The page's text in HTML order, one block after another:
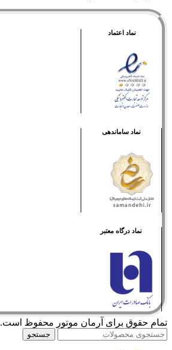
نماد اعتماد
نماد ساماندهی
نماد درگاه معتبر
تمام حقوق برای آرمان موتور محفوظ است.
جستجو